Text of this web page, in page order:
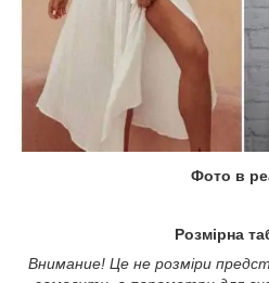
Фото в
Розмірна
Внимание! Це не розміри